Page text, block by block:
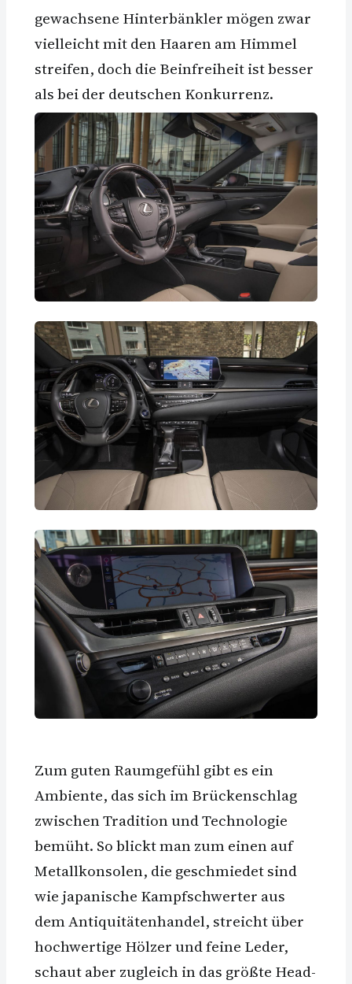
gewachsene Hinterbänkler mögen zwar
vielleicht mit den Haaren am Himmel
streifen, doch die Beinfreiheit ist besser
als bei der deutschen Konkurrenz.
Zum guten Raumgefühl gibt es ein
Ambiente, das sich im Brückenschlag
zwischen Tradition und Technologie
bemüht. So blickt man zum einen auf
Metallkonsolen, die geschmiedet sind
wie japanische Kampfschwerter aus
dem Antiquitätenhandel, streicht über
hochwertige Hölzer und feine Leder,
schaut aber zugleich in das größte Head-